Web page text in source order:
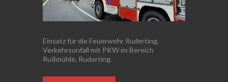
Einsatz für die Feuerwehr Ruderting,
Verkehrsunfall mit PKW im Bereich
Rußmühle, Ruderting.